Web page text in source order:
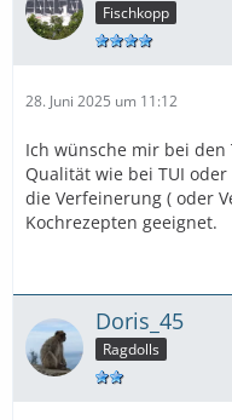
Fischkopp
28. Juni 2025 um 11:12
Ich wünsche mir bei
Qualität wie bei TUI
die Verfeinerung ( oder
Kochrezepten geeignet.
Doris_45
Ragdolls